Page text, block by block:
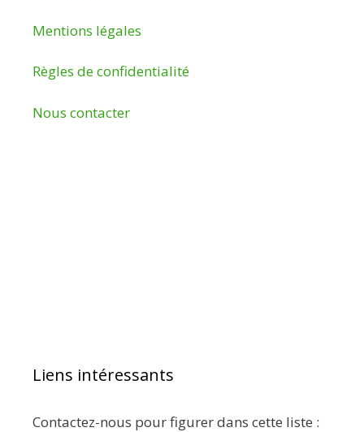
Mentions légales
Règles de confidentialité
Nous contacter
Liens intéressants
Contactez-nous pour figurer dans cette liste :